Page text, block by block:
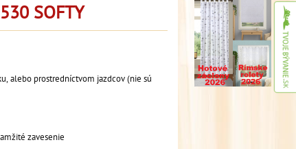
SOFTY
alebo prostredníctvom jazdcov (nie sú
zavesenie